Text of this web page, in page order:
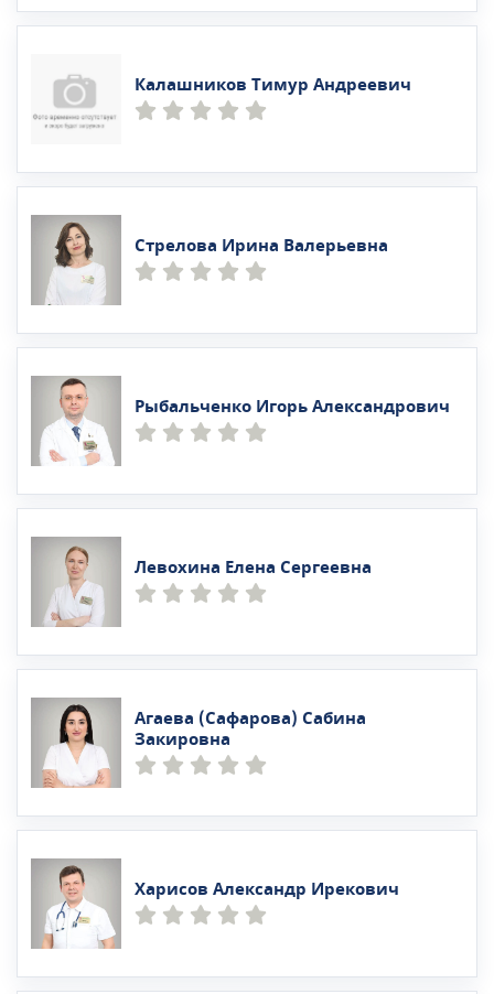
Калашников Тимур Андреевич
Стрелова Ирина Валерьевна
Рыбальченко Игорь Александрович
Левохина Елена Сергеевна
Агаева (Сафарова) Сабина
Закировна
Харисов Александр Ирекович